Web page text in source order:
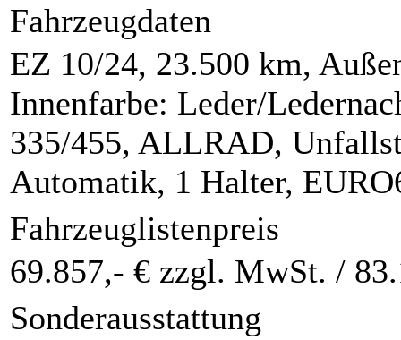
Fahrzeugdaten
EZ 10/24, 23.500 km,
Innenfarbe: Leder/
335/455, ALLRAD,
Automatik, 1 Halter,
Fahrzeuglistenpreis
69.857,- € zzgl. MwSt. /
Sonderausstattung